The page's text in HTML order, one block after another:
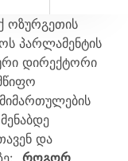
ოზურგეთის
პარლამენტის
დირექტორი
და
„როგორ